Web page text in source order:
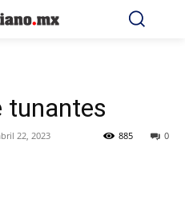
tunantes
22, 2023 0
885